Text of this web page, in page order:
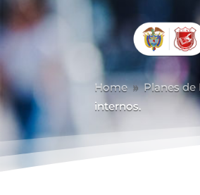
Home 9 Planes de
internos.